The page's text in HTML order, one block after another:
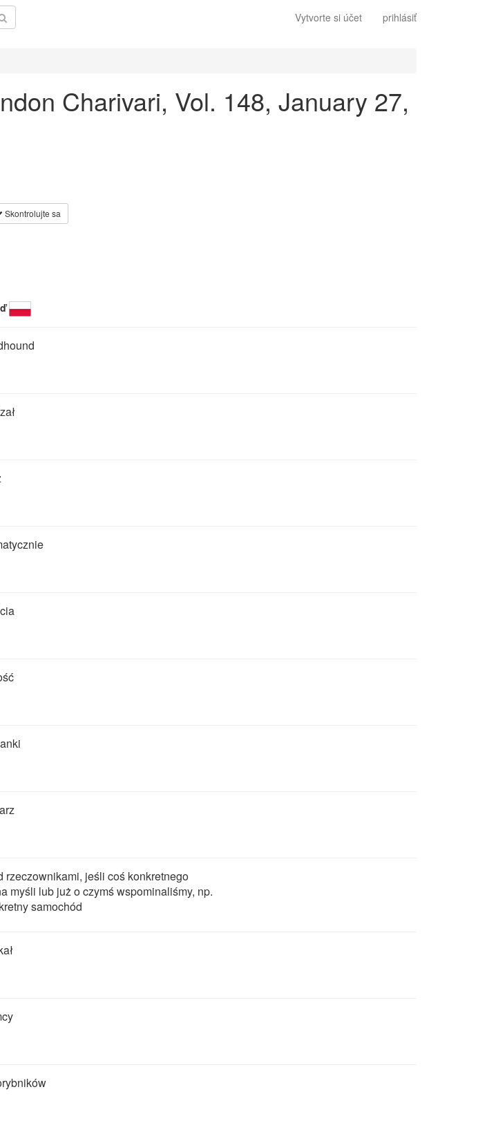
Vytvorte si účet prihlásiť
Charivari, Vol. 148, January 27,
Skontrolujte sa
rzeczownikami, jeśli coś konkretnego
myśli lub już o czymś wspominaliśmy, np.
samochód